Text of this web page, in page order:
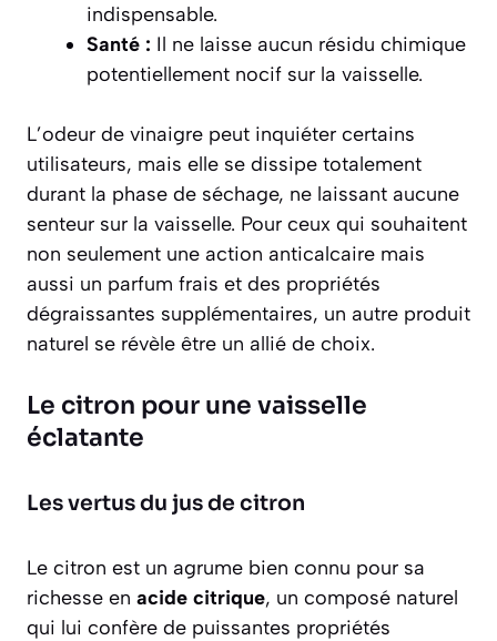
indispensable.
Santé : Il ne laisse aucun résidu chimique
potentiellement nocif sur la vaisselle.
L’odeur de vinaigre peut inquiéter certains
utilisateurs, mais elle se dissipe totalement
durant la phase de séchage, ne laissant aucune
senteur sur la vaisselle. Pour ceux qui souhaitent
non seulement une action anticalcaire mais
aussi un parfum frais et des propriétés
dégraissantes supplémentaires, un autre produit
naturel se révèle être un allié de choix.
Le citron pour une vaisselle
éclatante
Les vertus du jus de citron
Le citron est un agrume bien connu pour sa
richesse en acide citrique, un composé naturel
qui lui confère de puissantes propriétés